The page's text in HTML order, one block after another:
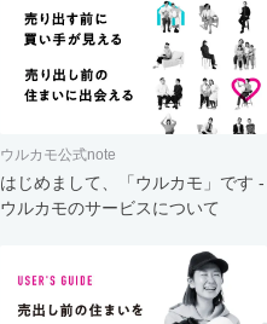
ウルカモ公式note
はじめまして、「ウルカモ」です -
ウルカモのサービスについて